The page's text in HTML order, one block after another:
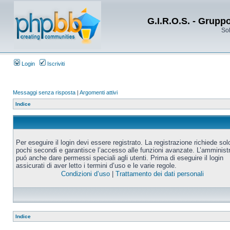
G.I.R.O.S. -
Login Iscriviti
Messaggi senza risposta | Argomenti attivi
Indice
Per eseguire il login devi essere registrato. La registrazione richiede
pochi secondi e garantisce l’accesso alle funzioni avanzate.
puó anche dare permessi speciali agli utenti. Prima di eseguire il login
assicurati di aver letto i termini d’uso e le varie regole.
Condizioni d’uso| Trattamento dei dati personali
Indice